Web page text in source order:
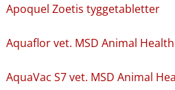
Apoquel Zoetis tyggetabletter
Aquaflor vet. MSD Animal Health
AquaVac S7 vet. MSD Animal